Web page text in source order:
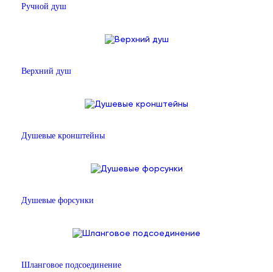
Ручной душ
Верхний душ
Душевые кронштейны
Душевые форсунки
Шланговое подсоединение